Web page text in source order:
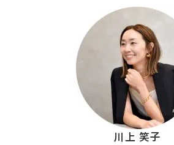
川上 笑子